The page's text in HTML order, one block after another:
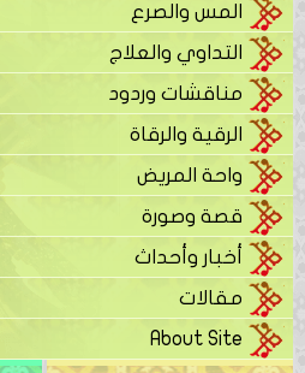
المس والصرع
التداوي والعلاج
مناقشات وردود
الرقية والرقاة
واحة المريض
قصة وصورة
أخبار وأحداث
مقالات
About Site